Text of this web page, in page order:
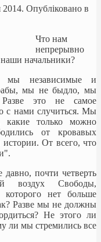
2014. Опубліковано в
Что нам
непрерывно
начальники?
независимые и
мы не быдло, мы
это не самое
с нами случиться. Мы
какие только можно
от кровавых
истории. От всего, что
почти четверть
воздух Свободы,
которого нет больше
Разве мы не должны
Не этого ли
ли мы стремились все